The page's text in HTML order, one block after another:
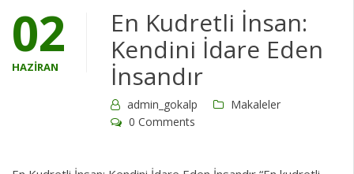
02
HAZIRAN
En Kudretli İnsan:
Kendini İdare Eden
İnsandır
admin_gokalp
Makaleler
0 Comments